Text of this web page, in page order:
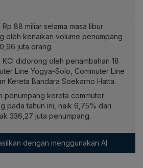
88 miliar selama masa libur
oleh kenaikan volume penumpang
juta orang.
didorong oleh penambahan 18
Line Yogya-Solo, Commuter Line
Kereta Bandara Soekarno Hatta.
penumpang kereta commuter
pada tahun ini, naik 6,75% dari
336,27 juta penumpang.
dengan menggunakan AI